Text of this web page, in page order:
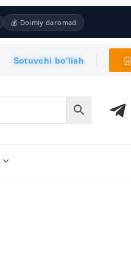
💰 Doimiy daromad
Sotuvchi bo'lish